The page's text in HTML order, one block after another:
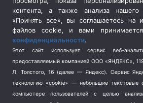
Социальная политика
(3)
Спецоперация в Украине
Спецоперация на Украине
(404)
Спорт (740)
Терроризм (1)
Транспорт (262)
Туризм (178)
контента, а также анализа
«Принять все», вы соглашаетесь на
файлов cookie, и вами
конфиденциальности.
Этот сайт использует сервис веб-
предоставляемый компанией ООО «ЯНДЕКС»,
Л. Толстого, 16 (далее — Яндекс). Сервис
технологию «cookie» — небольшие
компьютере пользователей с целью